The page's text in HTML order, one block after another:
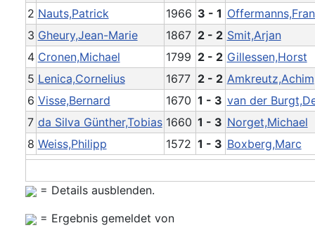
2 Nauts,Patrick 1966 3 - 1
3 Gheury,Jean-Marie 1867 2 - 2 Smit,Arjan
4 Cronen,Michael 1799 2 - 2 Gillessen,Horst
5 Lenica,Cornelius 1677 2 - 2 Amkreutz,Achim
6 Visse,Bernard 1670 1 - 3 van der
7 da Silva Günther,Tobias 1660 1 - 3 Norget,Michael
8 Weiss,Philipp 1572 1 - 3 Boxberg,Marc
= Details ausblenden.
= Ergebnis gemeldet von